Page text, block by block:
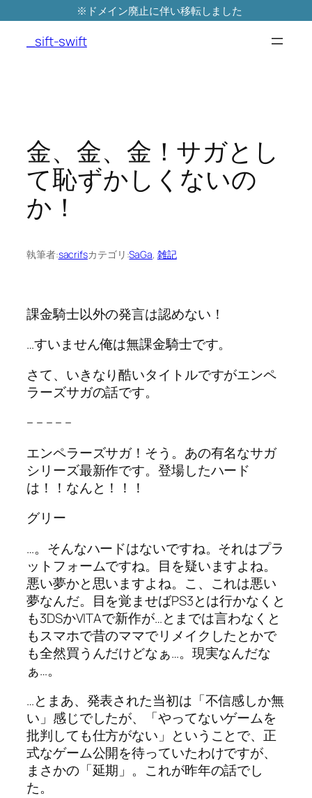
※ドメイン廃止に伴い移転しました
_sift-swift
金、金、金！サガとし
て恥ずかしくないの
か！
執筆者:sacrifsカテゴリ:SaGa, 雑記
課金騎士以外の発言は認めない！
…すいません俺は無課金騎士です。
さて、いきなり酷いタイトルですがエンペ
ラーズサガの話です。
– – – – –
エンペラーズサガ！そう。あの有名なサガ
シリーズ最新作です。登場したハード
は！！なんと！！！
グリー
…。そんなハードはないですね。それはプラ
ットフォームですね。目を疑いますよね。
悪い夢かと思いますよね。こ、これは悪い
夢なんだ。目を覚ませばPS3とは行かなくと
も3DSかVITAで新作が…とまでは言わなくと
もスマホで昔のママでリメイクしたとかで
も全然買うんだけどなぁ…。現実なんだな
ぁ…。
…とまあ、発表された当初は「不信感しか無
い」感じでしたが、「やってないゲームを
批判しても仕方がない」ということで、正
式なゲーム公開を待っていたわけですが、
まさかの「延期」。これが昨年の話でし
た。